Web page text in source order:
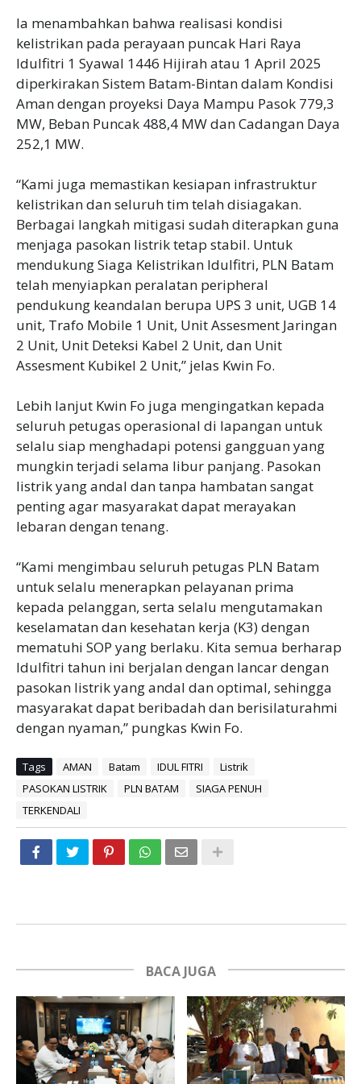
Ia menambahkan bahwa realisasi kondisi
kelistrikan pada perayaan puncak Hari Raya
Idulfitri 1 Syawal 1446 Hijirah atau 1 April 2025
diperkirakan Sistem Batam-Bintan dalam Kondisi
Aman dengan proyeksi Daya Mampu Pasok 779,3
MW, Beban Puncak 488,4 MW dan Cadangan Daya
252,1 MW.
“Kami juga memastikan kesiapan infrastruktur
kelistrikan dan seluruh tim telah disiagakan.
Berbagai langkah mitigasi sudah diterapkan guna
menjaga pasokan listrik tetap stabil. Untuk
mendukung Siaga Kelistrikan Idulfitri, PLN Batam
telah menyiapkan peralatan peripheral
pendukung keandalan berupa UPS 3 unit, UGB 14
unit, Trafo Mobile 1 Unit, Unit Assesment Jaringan
2 Unit, Unit Deteksi Kabel 2 Unit, dan Unit
Assesment Kubikel 2 Unit,” jelas Kwin Fo.
Lebih lanjut Kwin Fo juga mengingatkan kepada
seluruh petugas operasional di lapangan untuk
selalu siap menghadapi potensi gangguan yang
mungkin terjadi selama libur panjang. Pasokan
listrik yang andal dan tanpa hambatan sangat
penting agar masyarakat dapat merayakan
lebaran dengan tenang.
“Kami mengimbau seluruh petugas PLN Batam
untuk selalu menerapkan pelayanan prima
kepada pelanggan, serta selalu mengutamakan
keselamatan dan kesehatan kerja (K3) dengan
mematuhi SOP yang berlaku. Kita semua berharap
Idulfitri tahun ini berjalan dengan lancar dengan
pasokan listrik yang andal dan optimal, sehingga
masyarakat dapat beribadah dan berisilaturahmi
dengan nyaman,” pungkas Kwin Fo.
Tags AMAN Batam IDUL FITRI
Listrik
PASOKAN LISTRIK
PLN BATAM
SIAGA PENUH
TERKENDALI
BACA JUGA